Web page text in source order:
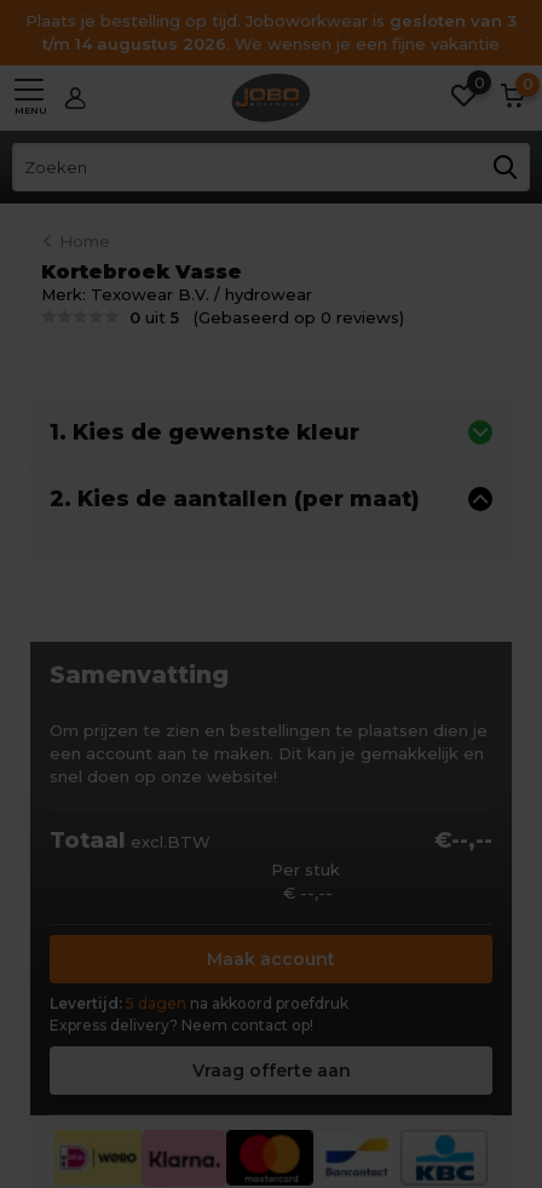
Plaats je bestelling op tijd. Joboworkwear is gesloten van 3
t/m 14 augustus 2026. We wensen je een fijne vakantie
MENU
0 0
Home
Kortebroek Vasse
Merk: Texowear B.V. / hydrowear
0 uit5 (Gebaseerd op 0 reviews)
1. Kies de gewenste kleur
2. Kies de aantallen (per maat)
Samenvatting
Om prijzen te zien en bestellingen te plaatsen dien je
een account aan te maken. Dit kan je gemakkelijk en
snel doen op onze website!
Totaal excl.BTW €--,--
Per stuk
€ --,--
Maak account
Levertijd: 5 dagen na akkoord proefdruk
Express delivery? Neem contact op!
Vraag offerte aan